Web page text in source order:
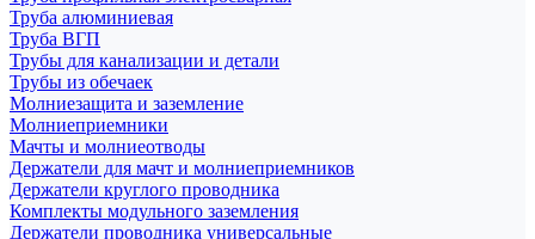
Труба алюминиевая
Труба ВГП
Трубы для канализации и детали
Трубы из обечаек
Молниезащита и заземление
Молниеприемники
Мачты и молниеотводы
Держатели для мачт и молниеприемников
Держатели круглого проводника
Комплекты модульного заземления
Держатели проводника универсальные